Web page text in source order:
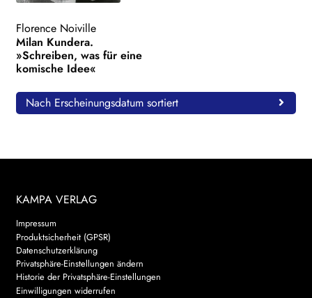
Florence Noiville
Milan Kundera.
»Schreiben, was für eine
komische Idee«
Nach Erscheinungsdatum sortiert
KAMPA VERLAG
Impressum
Produktsicherheit (GPSR)
Datenschutzerklärung
Privatsphäre-Einstellungen ändern
Historie der Privatsphäre-Einstellungen
Einwilligungen widerrufen